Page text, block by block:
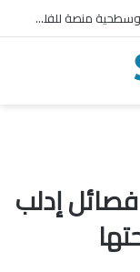
بحجر واحد، صحفي سوري يكشف عن تعفيش وسطحية منصة للفلول
فصائل إدلب